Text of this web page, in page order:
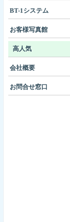
BT-1システム
お客様写真館
高人気
会社概要
お問合せ窓口